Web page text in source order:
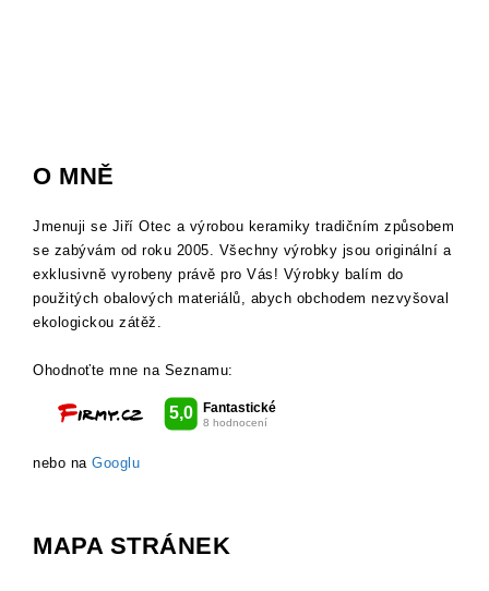
O MNĚ
Jmenuji se Jiří Otec a výrobou keramiky tradičním způsobem
se zabývám od roku 2005. Všechny výrobky jsou originální a
exklusivně vyrobeny právě pro Vás! Výrobky balím do
použitých obalových materiálů, abych obchodem nezvyšoval
ekologickou zátěž.
Ohodnoťte mne na Seznamu:
nebo na Googlu
MAPA STRÁNEK